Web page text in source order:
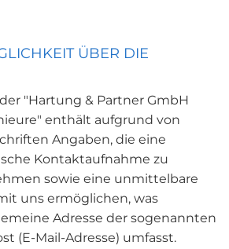
ÜBER DIE
"Hartung & Partner GmbH
enthält aufgrund von
Angaben, die eine
Kontaktaufnahme zu
sowie eine unmittelbare
uns ermöglichen, was
Adresse der sogenannten
(E-Mail-Adresse) umfasst.